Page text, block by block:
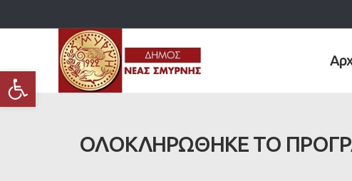
Ανοίξτε τη γραμμή εργαλείων
ΟΛΟΚΛΗΡΩΘΗΚΕ ΤΟ